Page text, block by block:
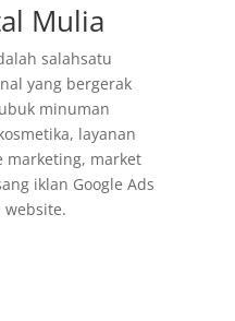
Mulia
salahsatu
yang bergerak
minuman
layanan
marketing, market
iklan Google Ads
website.